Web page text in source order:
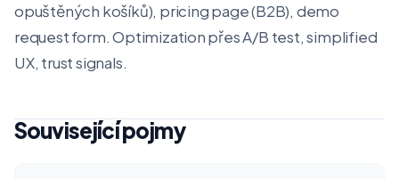
opuštěných košíků), pricing page (B2B), demo
request form. Optimization přes A/B test, simplified
UX, trust signals.
Související pojmy